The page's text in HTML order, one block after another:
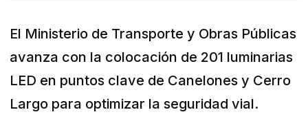
El Ministerio de Transporte y Obras Públicas
avanza con la colocación de 201 luminarias
LED en puntos clave de Canelones y Cerro
Largo para optimizar la seguridad vial.